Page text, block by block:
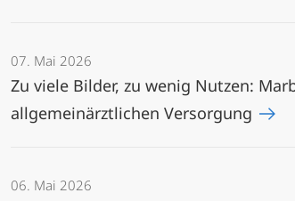
07. Mai 2026
Zu viele Bilder, zu wenig Nutzen:
allgemeinärztlichen Versorgung
06. Mai 2026